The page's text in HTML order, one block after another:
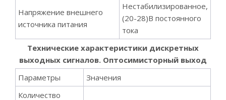
Напряжение внешнего
источника питания
Нестабилизированное,
(20-28)В постоянного
тока
Технические характеристики дискретных
выходных сигналов. Оптосимисторный выход
Параметры
Значения
Количество